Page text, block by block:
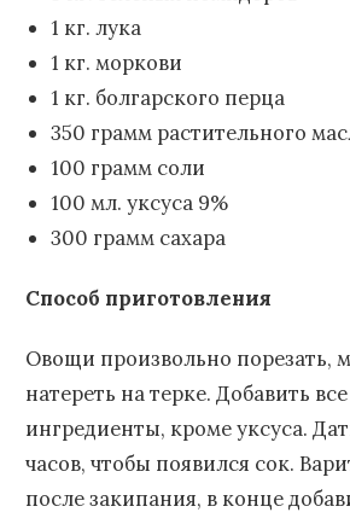
1 кг. лука
1 кг. моркови
1 кг. болгарского перца
350 грамм растительного
100 грамм соли
100 мл. уксуса 9%
300 грамм сахара
Способ приготовления
Овощи произвольно порезать,
натереть на терке. Добавить
ингредиенты, кроме уксуса.
часов, чтобы появился сок.
после закипания, в конце